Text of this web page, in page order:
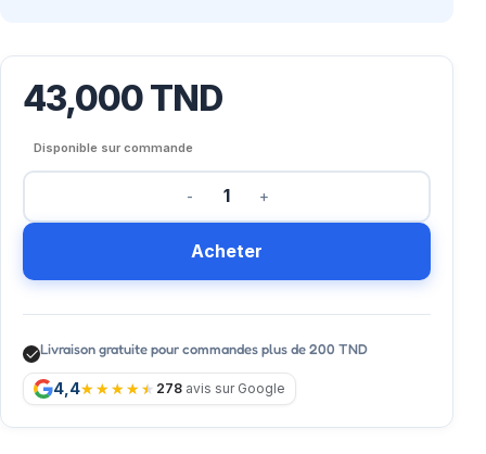
43,000TND
Disponible sur commande
Acheter
Livraison gratuite pour commandes plus de 200 TND
4,4 278 avis sur Google